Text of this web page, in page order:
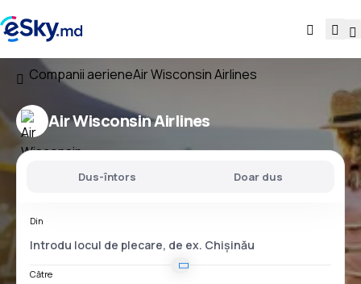
Companii aerieneAir Wisconsin Airlines
Air Wisconsin Airlines
Dus-întors Doar dus
Din
Către